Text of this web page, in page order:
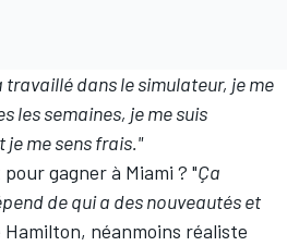
travaillé dans le simulateur, je me
les semaines, je me suis
me sens frais."
gagner à Miami ? "Ça
de qui a des nouveautés et
Hamilton, néanmoins réaliste